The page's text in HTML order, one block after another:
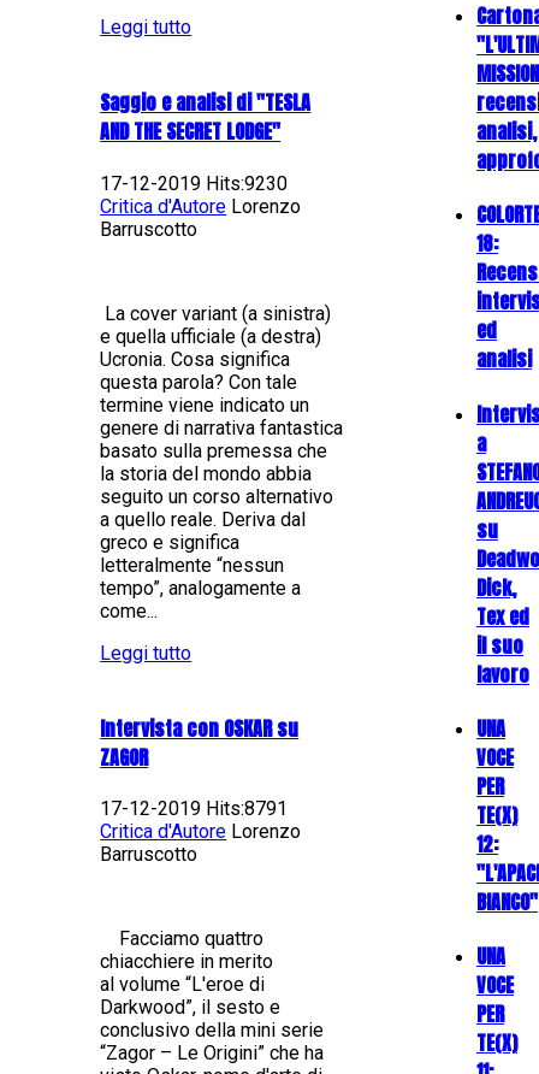
Leggi tutto
Saggio e analisi di "TESLA
AND THE SECRET LODGE"
17-12-2019 Hits:9230
Critica d'Autore Lorenzo
Barruscotto
La cover variant (a sinistra)
e quella ufficiale (a destra)
Ucronia. Cosa significa
questa parola? Con tale
termine viene indicato un
genere di narrativa fantastica
basato sulla premessa che
la storia del mondo abbia
seguito un corso alternativo
a quello reale. Deriva dal
greco e significa
letteralmente “nessun
tempo”, analogamente a
come...
Leggi tutto
Intervista con OSKAR su
ZAGOR
17-12-2019 Hits:8791
Critica d'Autore Lorenzo
Barruscotto
Facciamo quattro
chiacchiere in merito
al volume “L'eroe di
Darkwood”, il sesto e
conclusivo della mini serie
“Zagor – Le Origini” che ha
analisi,
18:
ed
analisi
a
su
Dick,
Tex ed
il suo
lavoro
UNA
VOCE
PER
TE(X)
12:
BIANCO"
UNA
VOCE
PER
TE(X)